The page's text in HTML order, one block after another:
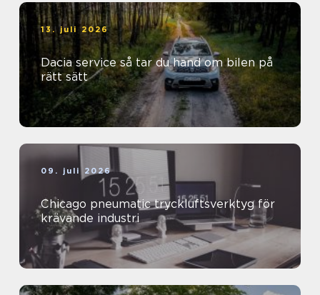
13. juli 2026
Dacia service så tar du hand om bilen på
rätt sätt
09. juli 2026
Chicago pneumatic tryckluftsverktyg för
krävande industri